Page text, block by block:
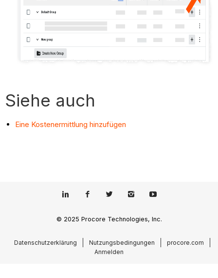
Siehe auch
Eine Kostenermittlung hinzufügen
© 2025 Procore Technologies, Inc.
Datenschutzerklärung Nutzungsbedingungen
procore.com
Anmelden